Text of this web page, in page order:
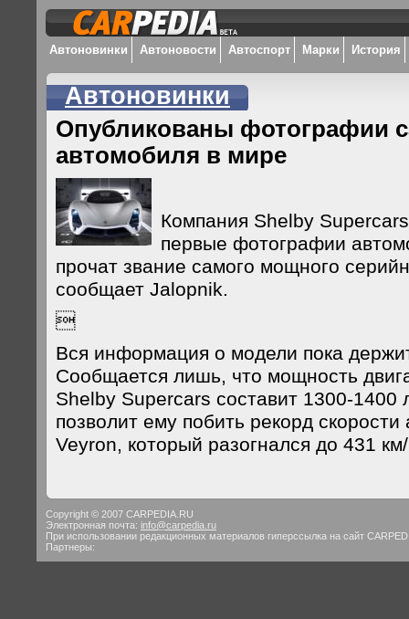
Автоновинки Автоновости Автоспорт Марки История
Автоновинки
Опубликованы фотографии
автомобиля в мире
Компания Shelby
первые фотографии
прочат звание самого мощного
сообщает Jalopnik.

Вся информация о модели пока
Сообщается лишь, что мощность
Shelby Supercars составит 1300-
позволит ему побить рекорд
Veyron, который разогнался до 431
Copyright © 2007 CARPEDIA.RU
Электронная почта: info@carpedia.ru
При использовании редакционных материалов гиперссылка на сайт
Партнеры: